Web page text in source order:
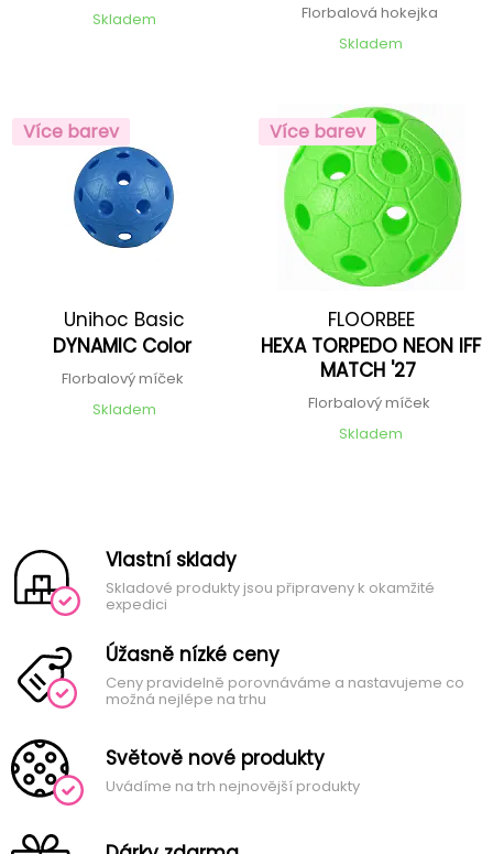
Skladem
Florbalová hokejka
Skladem
Více barev
Unihoc Basic
DYNAMIC Color
Florbalový míček
Skladem
Více barev
FLOORBEE
HEXA TORPEDO NEON IFF
MATCH '27
Florbalový míček
Skladem
Vlastní sklady
Skladové produkty jsou připraveny k okamžité
expedici
Úžasně nízké ceny
Ceny pravidelně porovnáváme a nastavujeme co
možná nejlépe na trhu
Světově nové produkty
Uvádíme na trh nejnovější produkty